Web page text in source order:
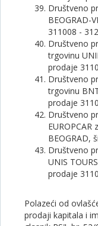
Društveno
BEOGRAD-
311008 -
Društveno
trgovinu
prodaje
Društveno
trgovinu
prodaje
Društveno
BEOGRAD,
Društveno
UNIS
prodaje
Polazeći od
prodaji kapitala i